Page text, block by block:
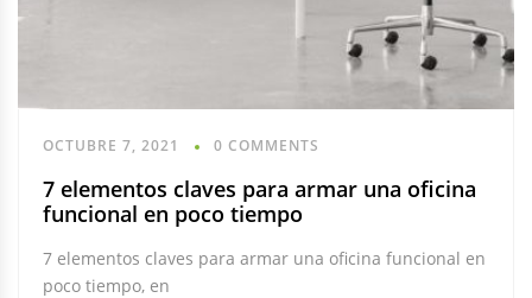
OCTUBRE 7, 2021 0 COMMENTS
7 elementos claves para armar una oficina
funcional en poco tiempo
7 elementos claves para armar una oficina funcional en
poco tiempo, en